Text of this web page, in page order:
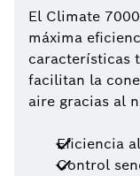
El Climate
máxima
características
facilitan la
aire gracias al
Eficiencia
Control